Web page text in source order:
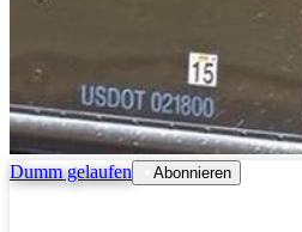
Dumm gelaufen Abonnieren